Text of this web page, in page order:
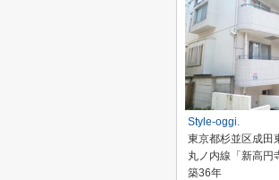
Style-oggi.
東京都杉並区成田
丸ノ内線「新高円
築36年